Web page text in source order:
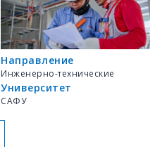
Направление
Инженерно-технические
Университет
САФУ